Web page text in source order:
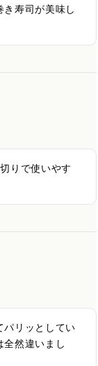
寿司が美味し
りで使いやす
パリッとしてい
然違いまし